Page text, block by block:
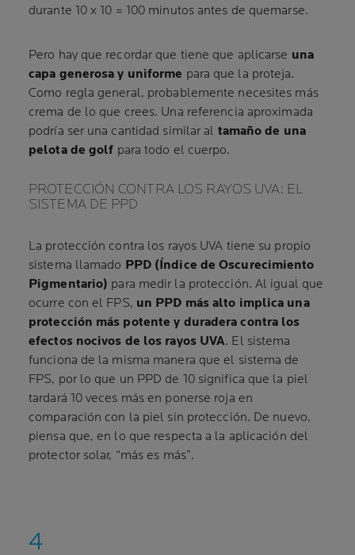
durante 10 x 10 = 100 minutos antes de quemarse.
Pero hay que recordar que tiene que aplicarse una
capa generosa y uniforme para que la proteja.
Como regla general, probablemente necesites más
crema de lo que crees. Una referencia aproximada
podría ser una cantidad similar al tamaño de una
pelota de golf para todo el cuerpo.
PROTECCIÓN CONTRA LOS RAYOS UVA: EL
SISTEMA DE PPD
La protección contra los rayos UVA tiene su propio
sistema llamado PPD (Índice de Oscurecimiento
Pigmentario) para medir la protección. Al igual que
ocurre con el FPS, un PPD más alto implica una
protección más potente y duradera contra los
efectos nocivos de los rayos UVA. El sistema
funciona de la misma manera que el sistema de
FPS, por lo que un PPD de 10 significa que la piel
tardará 10 veces más en ponerse roja en
comparación con la piel sin protección. De nuevo,
piensa que, en lo que respecta a la aplicación del
protector solar, “más es más”.